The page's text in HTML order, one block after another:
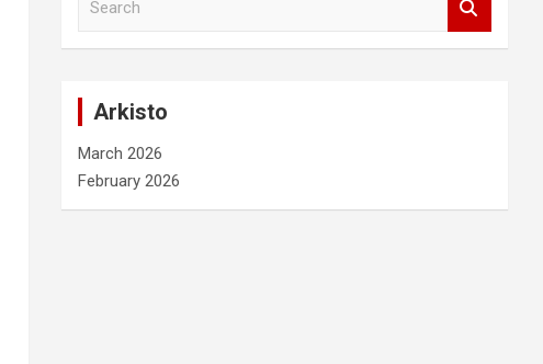
Arkisto
March 2026
February 2026